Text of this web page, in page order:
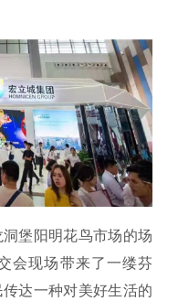
堡阳明花鸟市场的场
会现场带来了一缕芬
达一种对美好生活的